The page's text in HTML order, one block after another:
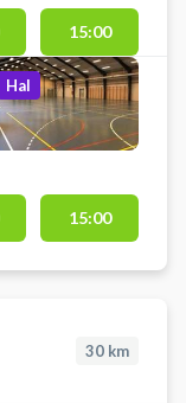
15:00
Hal
15:00
30 km